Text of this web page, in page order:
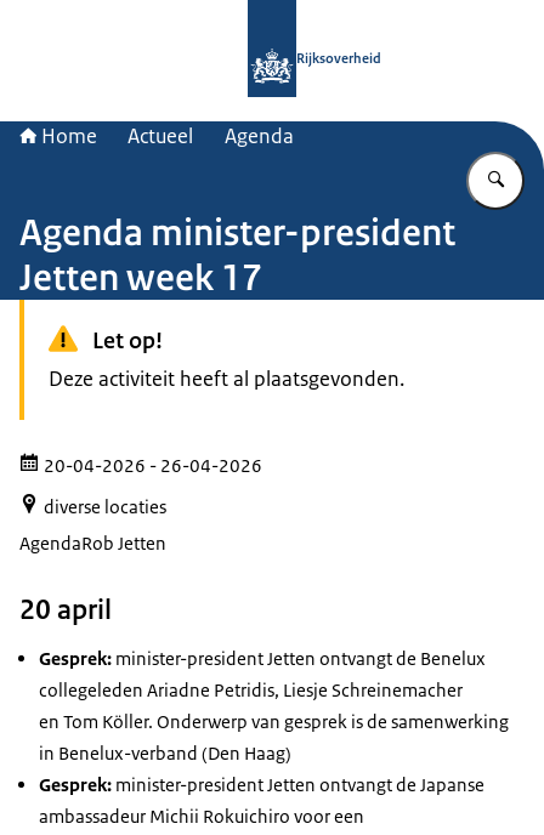
Rijksoverheid
Home Actueel Agenda
Agenda minister-president
Jetten week 17
Let op!
Deze activiteit heeft al plaatsgevonden.
20-04-2026 - 26-04-2026
diverse locaties
AgendaRob Jetten
20 april
Gesprek: minister-president Jetten ontvangt de Benelux
collegeleden Ariadne Petridis, Liesje Schreinemacher
en Tom Köller. Onderwerp van gesprek is de samenwerking
in Benelux-verband (Den Haag)
Gesprek: minister-president Jetten ontvangt de Japanse
ambassadeur Michii Rokuichiro voor een